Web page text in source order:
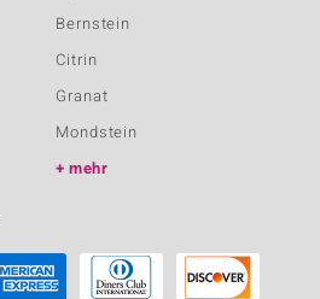
Bernstein
Citrin
Granat
Mondstein
mehr